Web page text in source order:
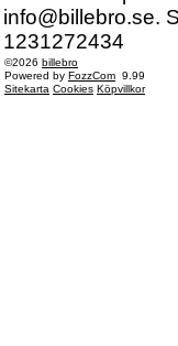
info@billebro.se.
1231272434
©2026 billebro
Powered by FozzCom 9.99
Sitekarta Cookies Köpvillkor